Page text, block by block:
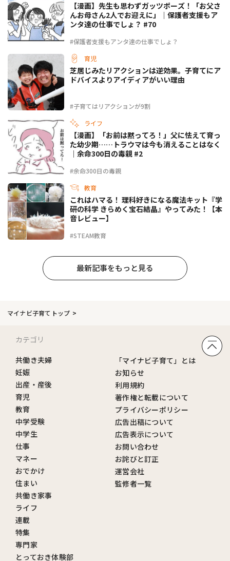
#保護者支援もアンタ達の仕事でしょ？
【漫画】先生も思わずガッツポーズ！「お父さ
んお母さん2人でお迎えに」｜保護者支援もア
ンタ達の仕事でしょ？ #70
育児
#子育てはリアクションが9割
芝居じみたリアクションは逆効果。子育てにア
ドバイスよりアイディアがいい理由
ライフ
#余命300日の毒親
【漫画】「お前は黙ってろ！」父に怯えて育っ
た幼少期……トラウマは今も消えることはなく
｜余命300日の毒親 #2
教育
#STEAM教育
これはハマる！ 理科好きになる魔法キット『学
研の科学 きらめく宝石結晶』やってみた！【本
音レビュー】
最新記事をもっと見る
マイナビ子育てトップ
カテゴリ
共働き夫婦
妊娠
出産・産後
育児
教育
中学受験
中学生
仕事
マネー
おでかけ
住まい
共働き家事
ライフ
連載
特集
専門家
とっておき体験部
「マイナビ子育て」とは
お知らせ
利用規約
著作権と転載について
プライバシーポリシー
広告出稿について
広告表示について
お問い合わせ
お詫びと訂正
運営会社
監修者一覧